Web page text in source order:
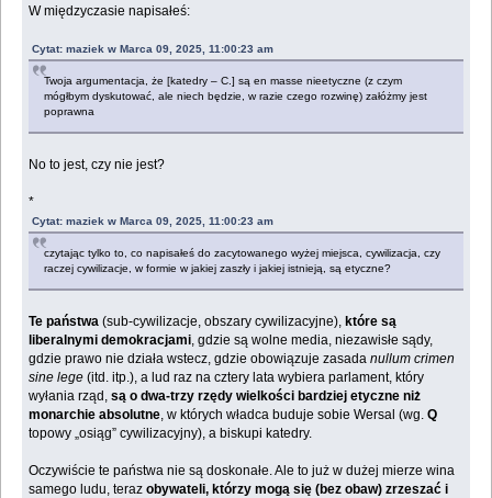
W międzyczasie napisałeś:
Cytat: maziek w Marca 09, 2025, 11:00:23 am
Twoja argumentacja, że [katedry – C.] są en masse nieetyczne (z czym
mógłbym dyskutować, ale niech będzie, w razie czego rozwinę) załóżmy jest
poprawna
No to jest, czy nie jest?
*
Cytat: maziek w Marca 09, 2025, 11:00:23 am
czytając tylko to, co napisałeś do zacytowanego wyżej miejsca, cywilizacja, czy
raczej cywilizacje, w formie w jakiej zaszły i jakiej istnieją, są etyczne?
Te państwa (sub-cywilizacje, obszary cywilizacyjne),które są
liberalnymi demokracjami, gdzie są wolne media, niezawisłe sądy,
gdzie prawo nie działa wstecz, gdzie obowiązuje zasadanullum crimen
sine lege (itd. itp.), a lud raz na cztery lata wybiera parlament, który
wyłania rząd,są o dwa-trzy rzędy wielkości bardziej etyczne niż
monarchie absolutne, w których władca buduje sobie Wersal (wg.Q
topowy „osiąg” cywilizacyjny), a biskupi katedry.
Oczywiście te państwa nie są doskonałe. Ale to już w dużej mierze wina
samego ludu, terazobywateli, którzy mogą się (bez obaw) zrzeszać i